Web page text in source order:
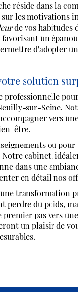
réside dans la
les motivations
de vos habitudes
un
d'adopter
solution
professionnelle
sur-Seine.
vers
être.
ou
cabinet,
dans une
en détail nos
transformation
perdre du poids,
premier pas vers
un plaisir de